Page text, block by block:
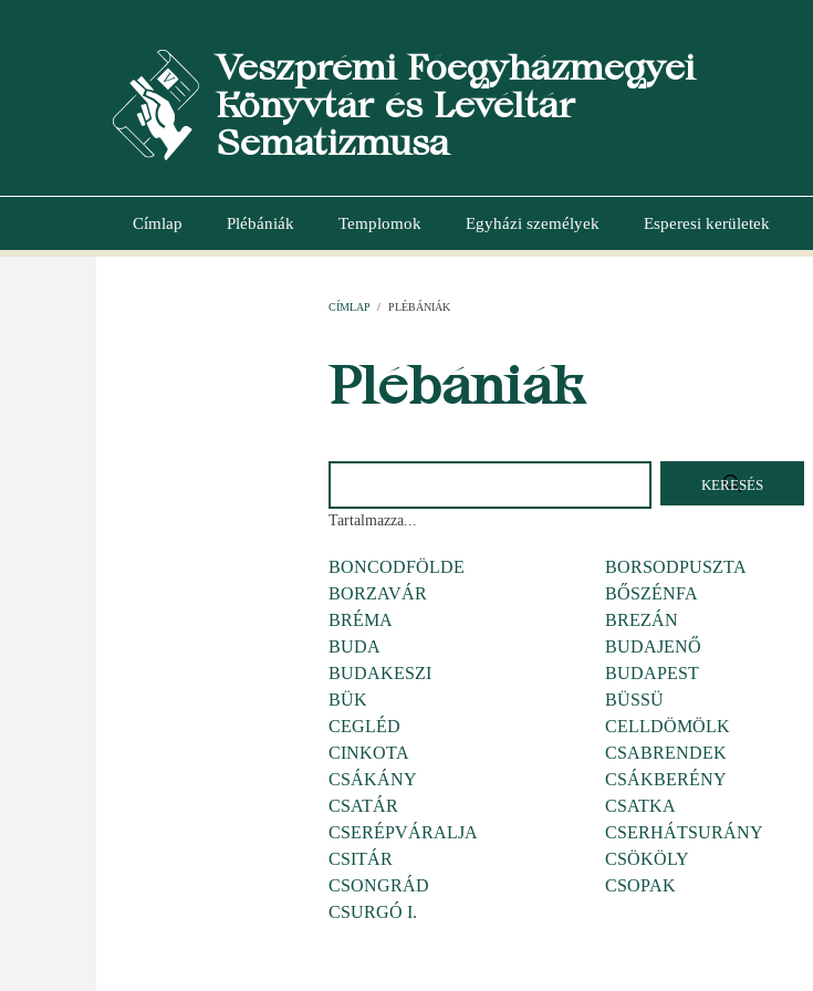
Veszprémi Főegyházmegyei
Könyvtár és Levéltár
Sematizmusa
Main
Címlap Plébániák Templomok Egyházi személyek Esperesi kerületek
CÍMLAP / PLÉBÁNIÁK
Plébániák
Tartalmazza...
BONCODFÖLDE BORSODPUSZTA
BORZAVÁR
BŐSZÉNFA
BRÉMA
BREZÁN
BUDA
BUDAJENŐ
BUDAKESZI
BUDAPEST
BÜK
BÜSSÜ
CEGLÉD
CELLDÖMÖLK
CINKOTA
CSABRENDEK
CSÁKÁNY
CSÁKBERÉNY
CSATÁR
CSATKA
CSERÉPVÁRALJA
CSERHÁTSURÁNY
CSITÁR
CSÖKÖLY
CSONGRÁD
CSOPAK
CSURGÓ I.